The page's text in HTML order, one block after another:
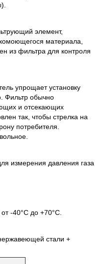
элемент,
материала,
из фильтра для контроля
упрощает установку
Фильтр обычно
и отсекающих
так, чтобы стрелка на
потребителя.
измерения давления газа
-40°С до +70°С.
стали +